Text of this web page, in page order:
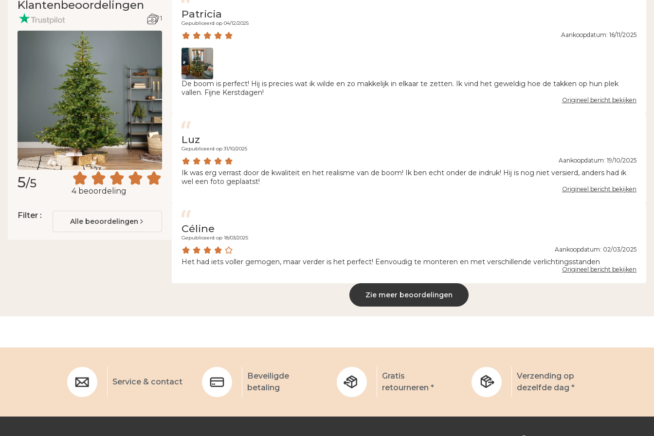
Klantenbeoordelingen
1
5/5
4 beoordeling
Filter :
Alle beoordelingen
Patricia
Gepubliceerd op 04/12/2025
Aankoopdatum: 16/11/2025
De boom is perfect! Hij is precies wat ik wilde en zo makkelijk in elkaar te zetten. Ik vind het geweldig hoe de takken op hun plek
vallen. Fijne Kerstdagen!
Origineel bericht bekijken
Luz
Gepubliceerd op 31/10/2025
Aankoopdatum: 19/10/2025
Ik was erg verrast door de kwaliteit en het realisme van de boom! Ik ben echt onder de indruk! Hij is nog niet versierd, anders had ik
wel een foto geplaatst!
Origineel bericht bekijken
Céline
Gepubliceerd op 18/03/2025
Aankoopdatum: 02/03/2025
Het had iets voller gemogen, maar verder is het perfect! Eenvoudig te monteren en met verschillende verlichtingsstanden
Origineel bericht bekijken
Zie meer beoordelingen
Service & contact
Beveiligde
betaling
Gratis
retourneren *
Verzending op
dezelfde dag *